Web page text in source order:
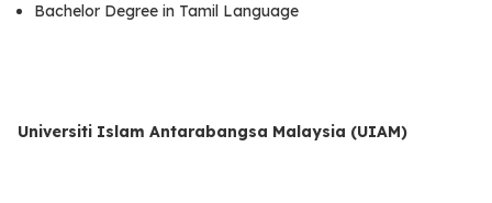
Bachelor Degree in Tamil Language
Universiti Islam Antarabangsa Malaysia (UIAM)